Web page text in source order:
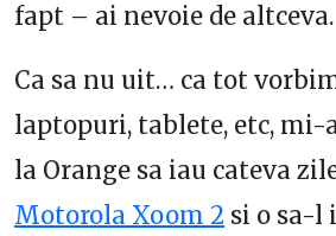
fapt – ai nevoie de altceva.
Ca sa nu uit… ca tot
laptopuri, tablete, etc, mi-
la Orange sa iau cateva
Motorola Xoom 2 si o sa-l